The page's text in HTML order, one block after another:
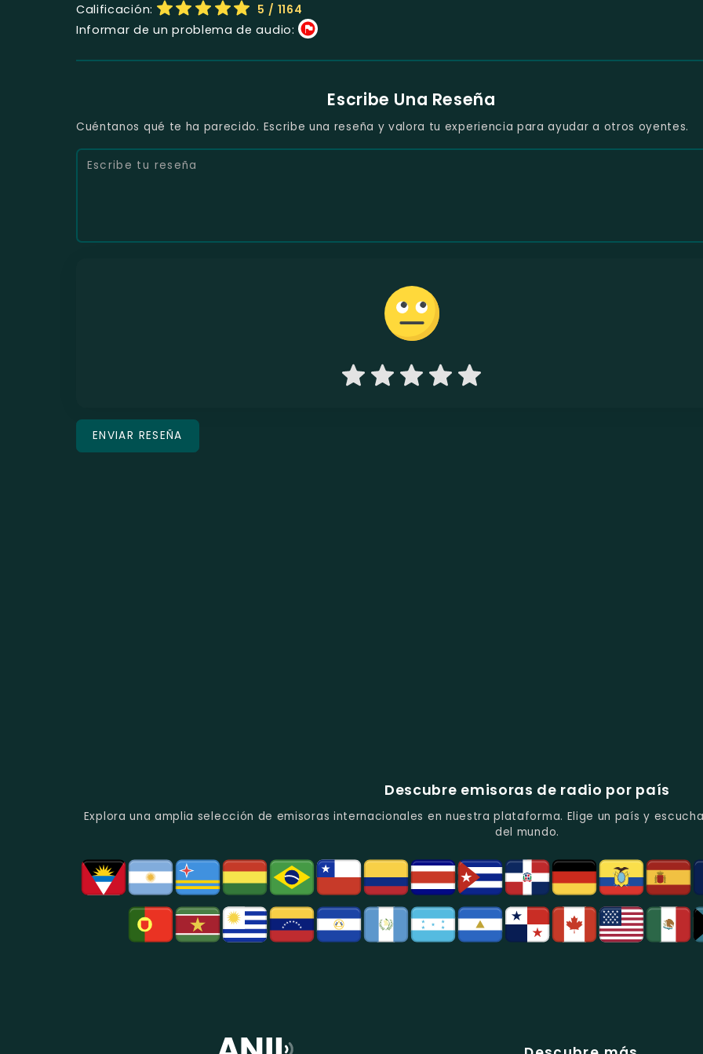
Calificación: 5 / 1164
Informar de un problema de audio:
Escribe Una Reseña
Cuéntanos qué te ha parecido. Escribe una reseña y valora tu experiencia para ayudar a otros oyentes.
Descubre emisoras de radio por país
Explora una amplia selección de emisoras internacionales en nuestra plataforma. Elige un país y
del mundo.